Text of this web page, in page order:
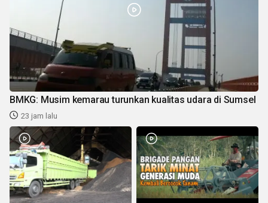
BMKG: Musim kemarau turunkan kualitas udara di Sumsel
23 jam lalu